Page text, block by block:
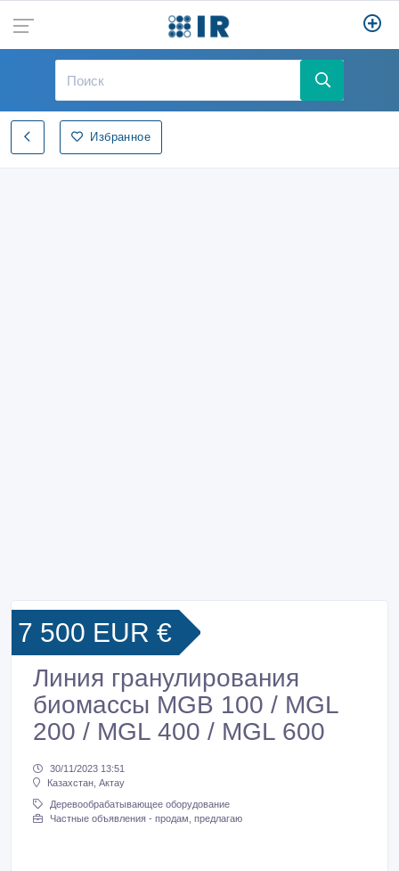
Избранное
7 500 EUR €
Линия гранулирования
биомассы MGB 100 / MGL
200 / MGL 400 / MGL 600
30/11/2023 13:51
Казахстан, Актау
Деревообрабатывающее оборудование
Частные объявления - продам, предлагаю